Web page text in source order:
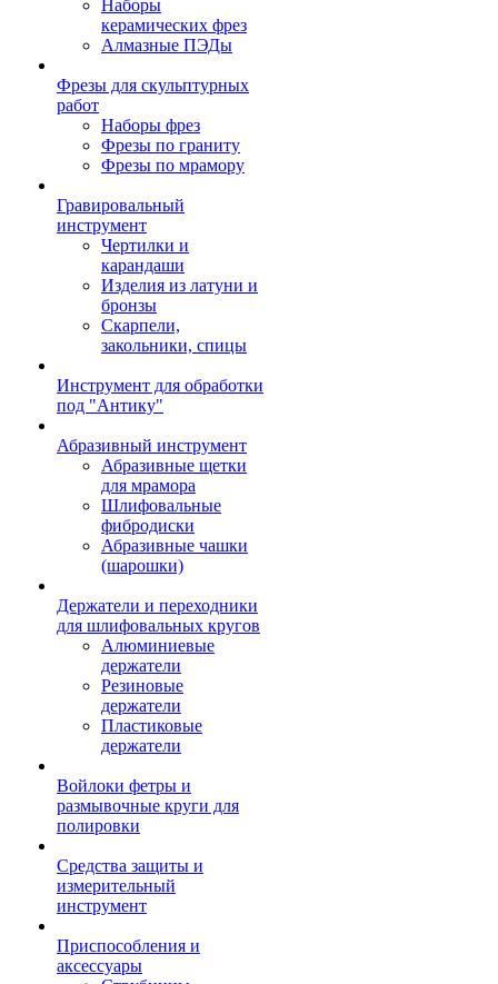
Наборы
керамических фрез
Алмазные ПЭДы
Фрезы для скульптурных
работ
Наборы фрез
Фрезы по граниту
Фрезы по мрамору
Гравировальный
инструмент
Чертилки и
карандаши
Изделия из латуни и
бронзы
Скарпели,
закольники, спицы
Инструмент для обработки
под "Антику"
Абразивный инструмент
Абразивные щетки
для мрамора
Шлифовальные
фибродиски
Абразивные чашки
(шарошки)
Держатели и переходники
для шлифовальных кругов
Алюминиевые
держатели
Резиновые
держатели
Пластиковые
держатели
Войлоки фетры и
размывочные круги для
полировки
Средства защиты и
измерительный
инструмент
Приспособления и
аксессуары